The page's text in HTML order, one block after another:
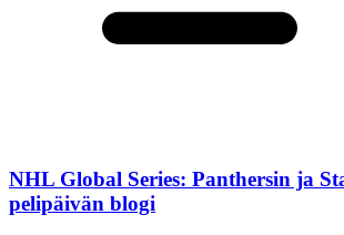
NHL Global Series: Panthersin ja
pelipäivän blogi